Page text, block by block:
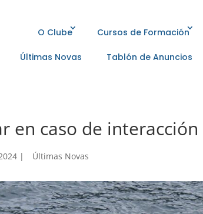
O Clube Cursos de Formación
Últimas Novas Tablón de Anuncios
en caso de interacción
| Últimas Novas